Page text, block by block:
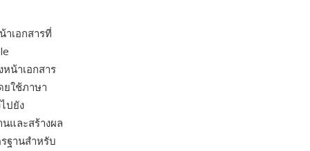
เอกสารที่
น้าเอกสาร
ยใช้ภาษา
ปยัง
และสร้างผล
ฐานสำหรับ